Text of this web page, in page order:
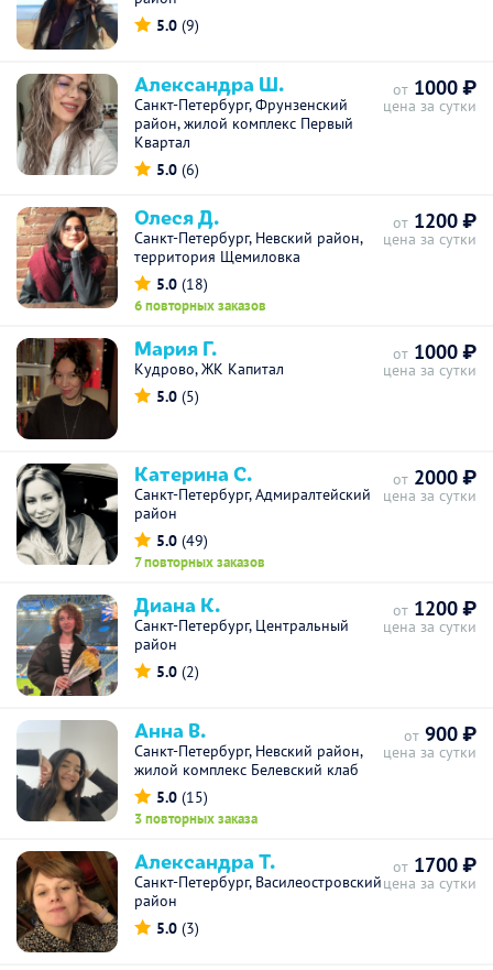
5.0 (9)
Александра Ш.
Санкт-Петербург, Фрунзенский
район, жилой комплекс Первый
Квартал
5.0 (6)
от 1000 ₽
цена за сутки
Олеся Д.
Санкт-Петербург, Невский район,
территория Щемиловка
5.0 (18)
6 повторных заказов
от 1200 ₽
цена за сутки
Мария Г.
Кудрово, ЖК Капитал
5.0 (5)
от 1000 ₽
цена за сутки
Катерина С.
Санкт-Петербург, Адмиралтейский
район
5.0 (49)
7 повторных заказов
от 2000 ₽
цена за сутки
Диана К.
Санкт-Петербург, Центральный
район
5.0 (2)
от 1200 ₽
цена за сутки
Анна В.
Санкт-Петербург, Невский район,
жилой комплекс Белевский клаб
5.0 (15)
3 повторных заказа
от 900 ₽
цена за сутки
Александра Т.
Санкт-Петербург, Василеостровский
район
5.0 (3)
от 1700 ₽
цена за сутки